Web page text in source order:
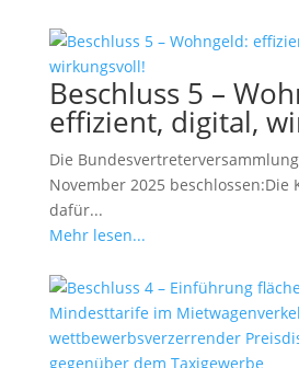
Beschluss 5 –
effizient, digital,
Die
November 2025 beschlossen:Die
dafür...
Mehr lesen...